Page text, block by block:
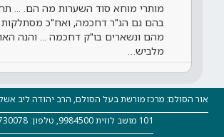
מותרי מוחא סוד השערות מה הם. ...
בהם גם הג"ר דחכמה, ואח"כ מסתלקות
מהם ונשארים בו"ק דחכמה ... והנה
מלביש…
101 מושב לוזית 9984500, טלפון: 051-5730078